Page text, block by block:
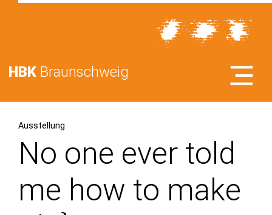
HBK Braunschweig
Ausstellung
No one ever told
me how to make